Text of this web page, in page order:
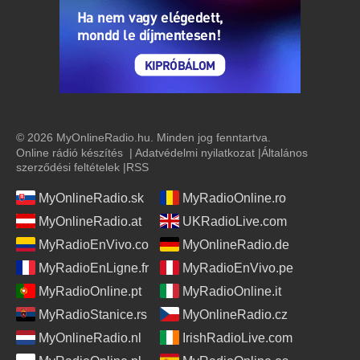
© 2026 MyOnlineRadio.hu. Minden jog fenntartva.
Online rádió készítés | Adatvédelmi nyilatkozat |Általános
szerződési feltételek |RSS
MyOnlineRadio.sk
MyRadioOnline.ro
MyOnlineRadio.at
UKRadioLive.com
MyRadioEnVivo.co
MyOnlineRadio.de
MyRadioEnLigne.fr
MyRadioEnVivo.pe
MyRadioOnline.pt
MyRadioOnline.it
MyRadioStanice.rs
MyOnlineRadio.cz
MyOnlineRadio.nl
IrishRadioLive.com